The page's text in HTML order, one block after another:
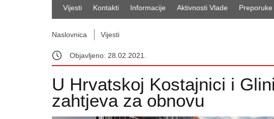
Vijesti Kontakti Informacije Aktivnosti Vlade
Naslovnica Vijesti
Objavljeno: 28.02.2021.
U Hrvatskoj Kostajnici i
zahtjeva za obnovu